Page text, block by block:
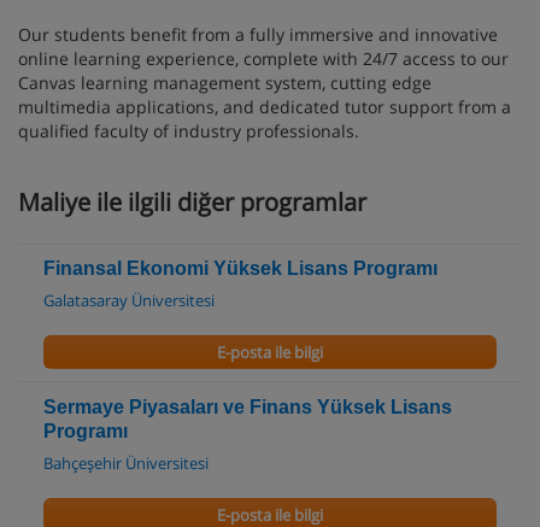
Our students benefit from a fully immersive and innovative
online learning experience, complete with 24/7 access to our
Canvas learning management system, cutting edge
multimedia applications, and dedicated tutor support from a
qualified faculty of industry professionals.
Maliye ile ilgili diğer programlar
Finansal Ekonomi Yüksek Lisans Programı
Galatasaray Üniversitesi
E-posta ile bilgi
Sermaye Piyasaları ve Finans Yüksek Lisans
Programı
Bahçeşehir Üniversitesi
E-posta ile bilgi